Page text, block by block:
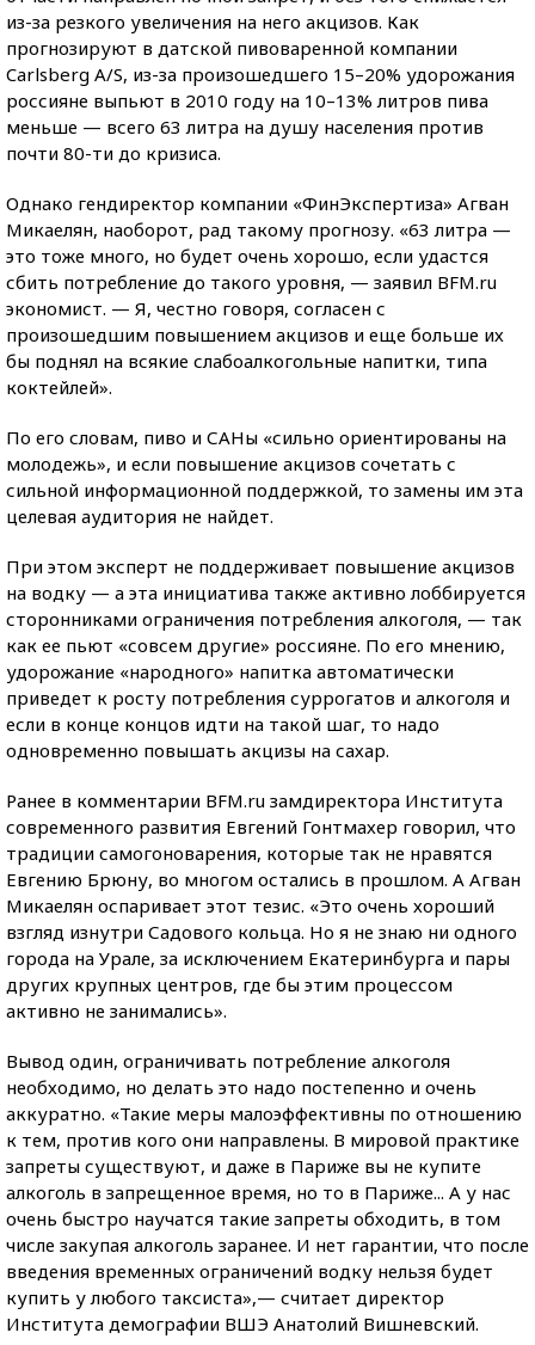
из-за резкого увеличения на него акцизов. Как
прогнозируют в датской пивоваренной компании
Carlsberg A/S, из-за произошедшего 15–20% удорожания
россияне выпьют в 2010 году на 10–13% литров пива
меньше — всего 63 литра на душу населения против
почти 80-ти до кризиса.
Однако гендиректор компании «ФинЭкспертиза» Агван
Микаелян, наоборот, рад такому прогнозу. «63 литра —
это тоже много, но будет очень хорошо, если удастся
сбить потребление до такого уровня, — заявил BFM.ru
экономист. — Я, честно говоря, согласен с
произошедшим повышением акцизов и еще больше их
бы поднял на всякие слабоалкогольные напитки, типа
коктейлей».
По его словам, пиво и САНы «сильно ориентированы на
молодежь», и если повышение акцизов сочетать с
сильной информационной поддержкой, то замены им эта
целевая аудитория не найдет.
При этом эксперт не поддерживает повышение акцизов
на водку — а эта инициатива также активно лоббируется
сторонниками ограничения потребления алкоголя, — так
как ее пьют «совсем другие» россияне. По его мнению,
удорожание «народного» напитка автоматически
приведет к росту потребления суррогатов и алкоголя и
если в конце концов идти на такой шаг, то надо
одновременно повышать акцизы на сахар.
Ранее в комментарии BFM.ru замдиректора Института
современного развития Евгений Гонтмахер говорил, что
традиции самогоноварения, которые так не нравятся
Евгению Брюну, во многом остались в прошлом. А Агван
Микаелян оспаривает этот тезис. «Это очень хороший
взгляд изнутри Садового кольца. Но я не знаю ни одного
города на Урале, за исключением Екатеринбурга и пары
других крупных центров, где бы этим процессом
активно не занимались».
Вывод один, ограничивать потребление алкоголя
необходимо, но делать это надо постепенно и очень
аккуратно. «Такие меры малоэффективны по отношению
к тем, против кого они направлены. В мировой практике
запреты существуют, и даже в Париже вы не купите
алкоголь в запрещенное время, но то в Париже... А у нас
очень быстро научатся такие запреты обходить, в том
числе закупая алкоголь заранее. И нет гарантии, что после
введения временных ограничений водку нельзя будет
купить у любого таксиста»,— считает директор
Института демографии ВШЭ Анатолий Вишневский.